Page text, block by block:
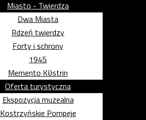
Miasto - Twierdza
Dwa Miasta
Rdzeń twierdzy
Forty i schrony
1945
Memento Kϋstrin
Oferta turystyczna
Ekspozycja muzealna
Kostrzyńskie Pompeje